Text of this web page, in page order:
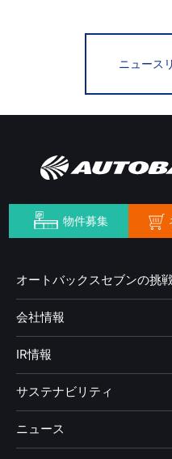
ニュース
物件募集
オートバックスセブンの挑
会社情報
IR情報
サステナビリティ
ニュース